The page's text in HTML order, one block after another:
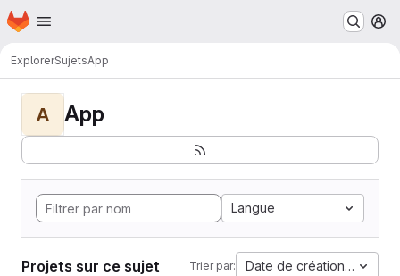
Passer au contenu principal
Page d'accueil
ExplorerSujetsApp
A App
Langue
Projets sur ce sujet Trier par: Date de création la plus